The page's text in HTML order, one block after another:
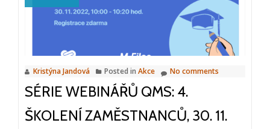
compliance,
QMS,
9.
2023,
8:25
9:30,
Kristýna Jandová Posted in Akce No comments
SÉRIE WEBINÁŘŮ QMS: 4.
ŠKOLENÍ ZAMĚSTNANCŮ, 30. 11.